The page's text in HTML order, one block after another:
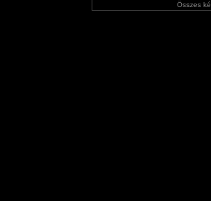
Összes